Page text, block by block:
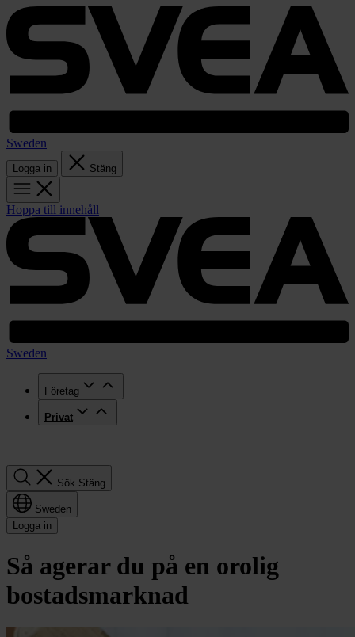
Sweden
Logga in Stäng
Hoppa till innehåll
Sweden
Företag
Privat
Sök Stäng
Sweden
Logga in
Så agerar du på en orolig
bostadsmarknad